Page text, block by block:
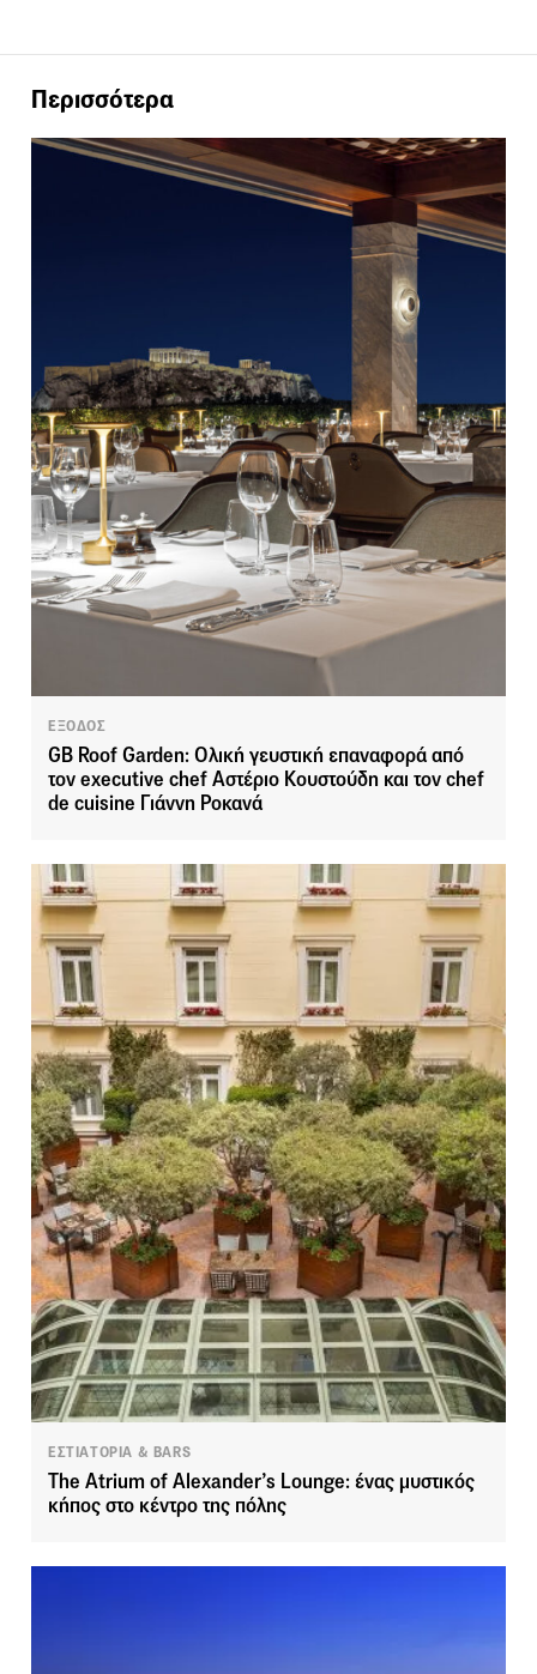
Περισσότερα
ΕΞΟΔΟΣ
GB Roof Garden: Ολική γευστική επαναφορά από
τον executive chef Αστέριο Κουστούδη και τον chef
de cuisine Γιάννη Ροκανά
ΕΣΤΙΑΤΟΡΙΑ & BARS
The Atrium of Alexander’s Lounge: ένας μυστικός
κήπος στο κέντρο της πόλης